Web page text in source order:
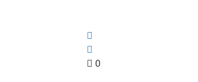
0